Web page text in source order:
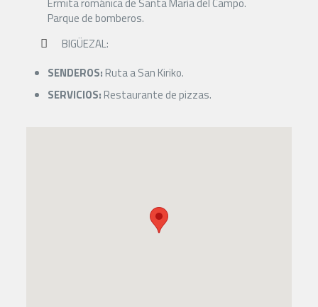
Parque de bomberos.
BIGÜEZAL:
SENDEROS: Ruta a San Kiriko.
SERVICIOS: Restaurante de pizzas.